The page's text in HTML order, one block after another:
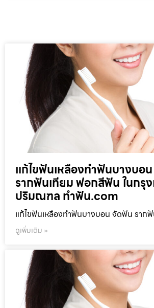
แก้ไขฟันเหลืองทำฟันบางบอ
รากฟันเทียม ฟอกสีฟัน ในกรุ
ปริมณฑล ทำฟัน.com
แก้ไขฟันเหลืองทำฟันบางบอน จัดฟัน รากฟั
ดูเพิ่มเติม »